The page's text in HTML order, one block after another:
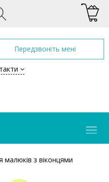
Передзвоніть мені
малюків з віконцями